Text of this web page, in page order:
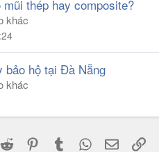
thép hay composite?
khác
bảo hộ tại Đà Nẵng
khác
Reddit PinterestTumblr WhatsApp
Email